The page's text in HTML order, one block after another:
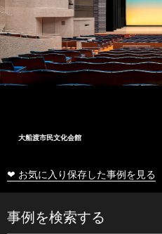
大船渡市民文化会館
❤ お気に入り保存した事例を見る
事例を検索する